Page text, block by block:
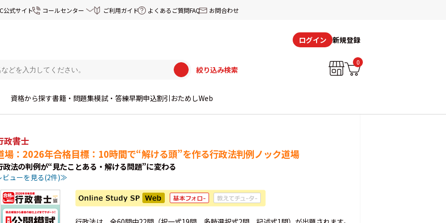
公式サイト コールセンター ご利用ガイド よくあるご質問FAQ お問合わせ
ログイン 新規登録
絞り込み検索
0
資格から探す書籍・問題集模試・答練早期申込割引 おためしWeb
政書士
場：2026年合格目標：10時間で“解ける頭”を作る行政法判例ノック道場
政法の判例が“見たことある・解ける問題”に変わる
ビューを見る(2件)≫